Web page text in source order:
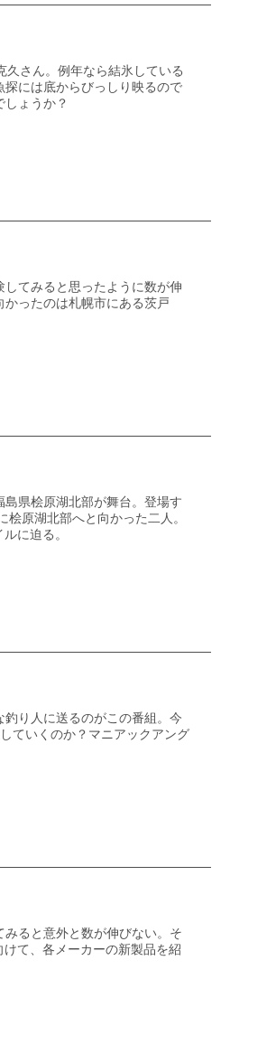
さん。例年なら結氷している
には底からびっしり映るので
ょうか？
てみると思ったように数が伸
ったのは札幌市にある茨戸
県桧原湖北部が舞台。登場す
原湖北部へと向かった二人。
に迫る。
り人に送るのがこの番組。今
ていくのか？マニアックアング
ると意外と数が伸びない。そ
て、各メーカーの新製品を紹